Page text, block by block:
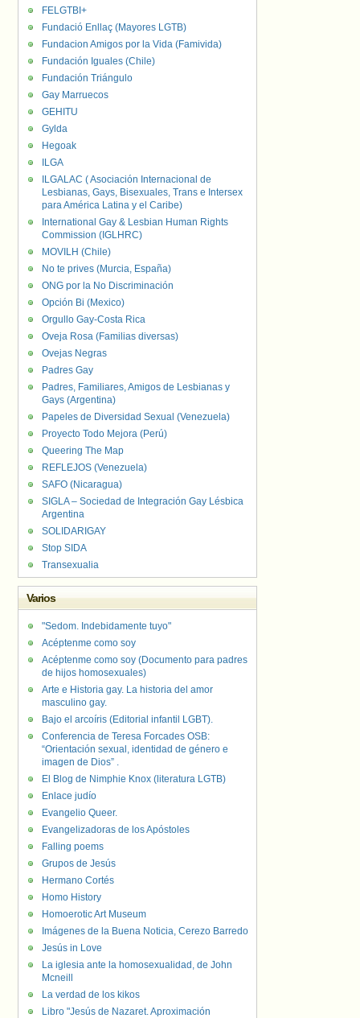
FELGTBI+
Fundació Enllaç (Mayores LGTB)
Fundacion Amigos por la Vida (Famivida)
Fundación Iguales (Chile)
Fundación Triángulo
Gay Marruecos
GEHITU
Gylda
Hegoak
ILGA
ILGALAC ( Asociación Internacional de
Lesbianas, Gays, Bisexuales, Trans e Intersex
para América Latina y el Caribe)
International Gay & Lesbian Human Rights
Commission (IGLHRC)
MOVILH (Chile)
No te prives (Murcia, España)
ONG por la No Discriminación
Opción Bi (Mexico)
Orgullo Gay-Costa Rica
Oveja Rosa (Familias diversas)
Ovejas Negras
Padres Gay
Padres, Familiares, Amigos de Lesbianas y
Gays (Argentina)
Papeles de Diversidad Sexual (Venezuela)
Proyecto Todo Mejora (Perú)
Queering The Map
REFLEJOS (Venezuela)
SAFO (Nicaragua)
SIGLA – Sociedad de Integración Gay Lésbica
Argentina
SOLIDARIGAY
Stop SIDA
Transexualia
Varios
"Sedom. Indebidamente tuyo"
Acéptenme como soy
Acéptenme como soy (Documento para padres
de hijos homosexuales)
Arte e Historia gay. La historia del amor
masculino gay.
Bajo el arcoíris (Editorial infantil LGBT).
Conferencia de Teresa Forcades OSB:
“Orientación sexual, identidad de género e
imagen de Dios” .
El Blog de Nimphie Knox (literatura LGTB)
Enlace judío
Evangelio Queer.
Evangelizadoras de los Apóstoles
Falling poems
Grupos de Jesús
Hermano Cortés
Homo History
Homoerotic Art Museum
Imágenes de la Buena Noticia, Cerezo Barredo
Jesús in Love
La iglesia ante la homosexualidad, de John
Mcneill
La verdad de los kikos
Libro "Jesús de Nazaret. Aproximación